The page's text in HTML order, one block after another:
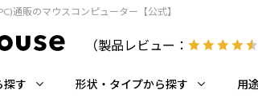
通販のマウスコンピューター【公式】
（製品レビュー：
探す 形状・タイプから探す 用